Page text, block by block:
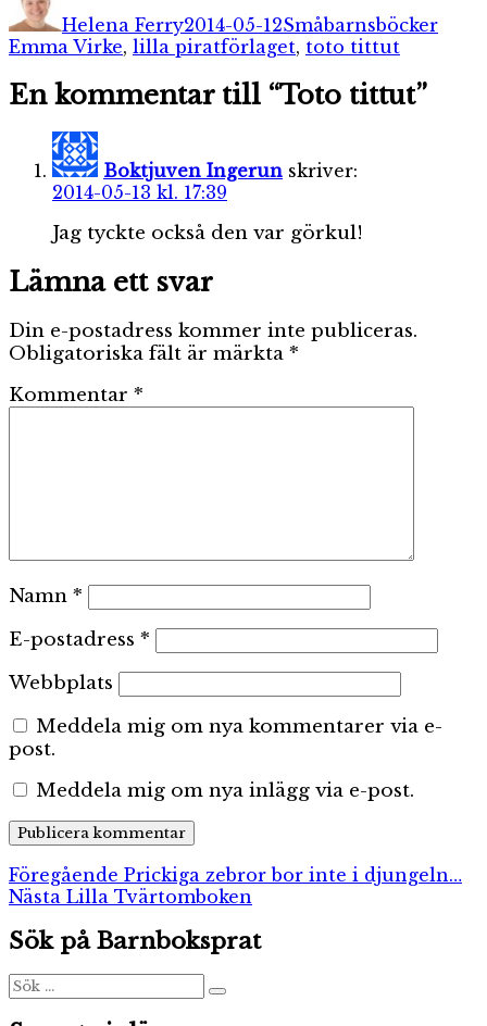
Helena Ferry2014-05-12Småbarnsböcker
Emma Virke, lilla piratförlaget, toto tittut
En kommentar till “Toto tittut”
Boktjuven Ingerun skriver:
2014-05-13 kl. 17:39
Jag tyckte också den var görkul!
Lämna ett svar
Din e-postadress kommer inte publiceras.
Obligatoriska fält är märkta *
Kommentar *
Namn *
E-postadress *
Webbplats
Meddela mig om nya kommentarer via e-
post.
Meddela mig om nya inlägg via e-post.
Inläggsnavigering
Föregående Föregående
inlägg:
Prickiga zebror bor inte i djungeln…
Nästa Nästa
Lilla Tvärtomboken
Sök på Barnboksprat
Sök
efter:
Sök